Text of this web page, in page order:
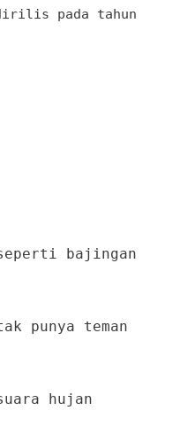
pada tahun
bajingan
punya teman
hujan